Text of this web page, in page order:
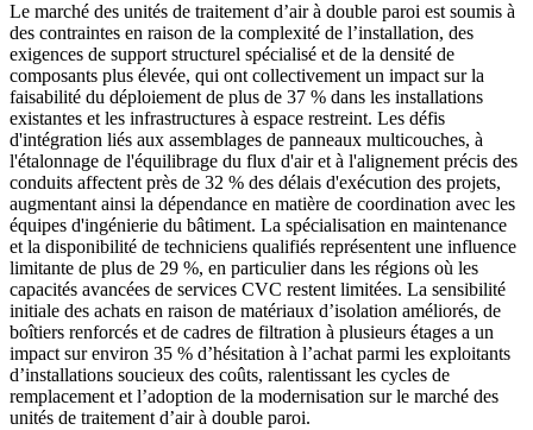
Le marché des unités de traitement d’air à double paroi est soumis à
des contraintes en raison de la complexité de l’installation, des
exigences de support structurel spécialisé et de la densité de
composants plus élevée, qui ont collectivement un impact sur la
faisabilité du déploiement de plus de 37 % dans les installations
existantes et les infrastructures à espace restreint. Les défis
d'intégration liés aux assemblages de panneaux multicouches, à
l'étalonnage de l'équilibrage du flux d'air et à l'alignement précis des
conduits affectent près de 32 % des délais d'exécution des projets,
augmentant ainsi la dépendance en matière de coordination avec les
équipes d'ingénierie du bâtiment. La spécialisation en maintenance
et la disponibilité de techniciens qualifiés représentent une influence
limitante de plus de 29 %, en particulier dans les régions où les
capacités avancées de services CVC restent limitées. La sensibilité
initiale des achats en raison de matériaux d’isolation améliorés, de
boîtiers renforcés et de cadres de filtration à plusieurs étages a un
impact sur environ 35 % d’hésitation à l’achat parmi les exploitants
d’installations soucieux des coûts, ralentissant les cycles de
remplacement et l’adoption de la modernisation sur le marché des
unités de traitement d’air à double paroi.